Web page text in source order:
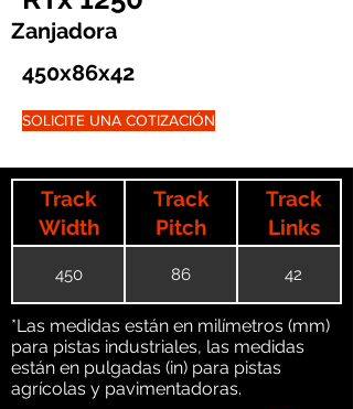
Zanjadora
450x86x42
SOLICITE UNA COTIZACIÓN
Track
Width
Track
Pitch
Track
Links
450 86 42
*Las medidas están en milímetros (mm)
para pistas industriales, las medidas
están en pulgadas (in) para pistas
agrícolas y pavimentadoras.